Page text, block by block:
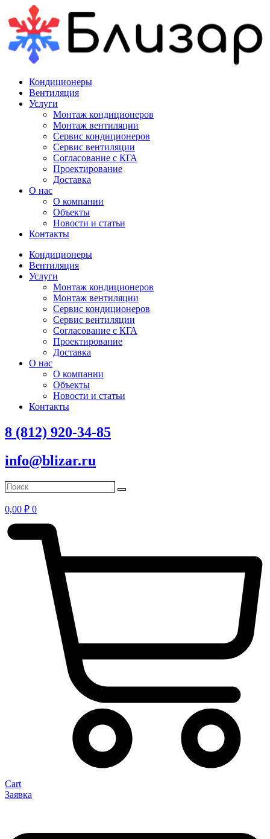
Кондиционеры
Вентиляция
Услуги
Монтаж кондиционеров
Монтаж вентиляции
Сервис кондиционеров
Сервис вентиляции
Согласование с КГА
Проектирование
Доставка
О нас
О компании
Объекты
Новости и статьи
Контакты
Кондиционеры
Вентиляция
Услуги
Монтаж кондиционеров
Монтаж вентиляции
Сервис кондиционеров
Сервис вентиляции
Согласование с КГА
Проектирование
Доставка
О нас
О компании
Объекты
Новости и статьи
Контакты
8 (812) 920-34-85
info@blizar.ru
0,00 ₽ 0
Cart
Заявка